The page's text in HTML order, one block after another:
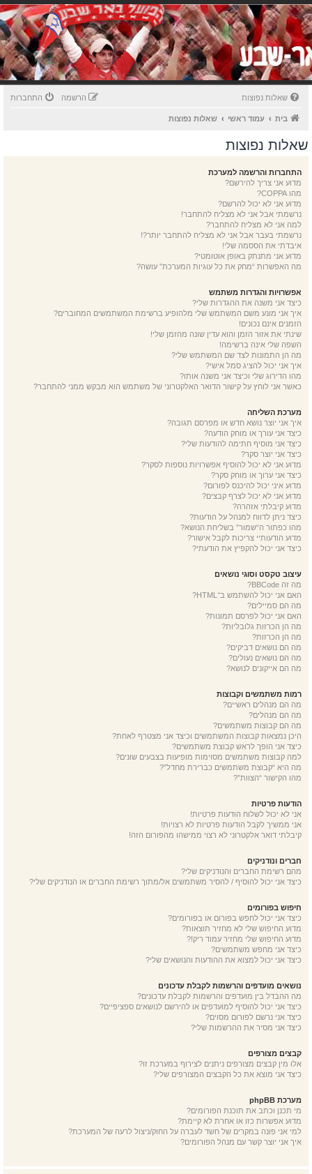
שאלות נפוצות התחברות הרשמה
בית עמוד ראשי שאלות נפוצות
שאלות נפוצות
התחברות והרשמה למערכת
מדוע אני צריך להירשם?
מהו COPPA?
מדוע אני לא יכול להרשם?
נרשמתי אבל אני לא מצליח להתחבר!
למה אני לא מצליח להתחבר?
נרשמתי בעבר אבל אני לא מצליח להתחבר יותר?!
איבדתי את הססמה שלי!
מדוע אני מתנתק באופן אוטומטי?
מה האפשרות “מחק את כל עוגיות המערכת” עושה?
אפשרויות והגדרות משתמש
כיצד אני משנה את ההגדרות שלי?
איך אני מונע משם המשתמש שלי מלהופיע ברשימת המשתמשים המחוברים?
הזמנים אינם נכונים!
שינתי את אזור הזמן והוא עדין שונה מהזמן שלי!
השפה שלי אינה ברשימה!
מה הן התמונות לצד שם המשתמש שלי?
איך אני יכול להציג סמל אישי?
מהו הדירוג שלי וכיצד אני משנה אותו?
כאשר אני לוחץ על קישור הדואר האלקטרוני של משתמש הוא מבקש ממני להתחבר?
מערכת השליחה
איך אני יוצר נושא חדש או מפרסם תגובה?
כיצד אני עורך או מוחק הודעה?
כיצד אני מוסיף חתימה להודעות שלי?
כיצד אני יוצר סקר?
מדוע אני לא יכול להוסיף אפשרויות נוספות לסקר?
כיצד אני ערוך או מוחק סקר?
מדוע איני יכול להיכנס לפורום?
מדוע אני לא יכול לצרף קבצים?
מדוע קיבלתי אזהרה?
כיצד ניתן לדווח למנהל על הודעות?
מהו כפתור ה“שמור” בשליחת הנושא?
מדוע הודעותיי צריכות לקבל אישור?
כיצד אני יכול להקפיץ את הודעתי?
עיצוב טקסט וסוגי נושאים
מה זה BBCode?
האם אני יכול להשתמש ב־HTML?
מה הם סמיילים?
האם אני יכול לפרסם תמונות?
מה הן הכרזות גלובליות?
מה הן הכרזות?
מה הם נושאים דביקים?
מה הם נושאים נעולים?
מה הם אייקונים לנושא?
רמות משתמשים וקבוצות
מה הם מנהלים ראשיים?
מה הם מנהלים?
מה הם קבוצות משתמשים?
היכן נמצאות קבוצות המשתמשים וכיצד אני מצטרף לאחת?
כיצד אני הופך לראש קבוצת משתמשים?
למה קבוצות משתמשים מסוימות מופיעות בצבעים שונים?
מה היא “קבוצת משתמשים כברירת מחדל”?
מהו הקישור “הצוות”?
הודעות פרטיות
אני לא יכול לשלוח הודעות פרטיות!
אני ממשיך לקבל הודעות פרטיות לא רצויות!
קיבלתי דואר אלקטרוני לא רצוי ממישהו מהפורום הזה!
חברים ונודניקים
מהם רשימת החברים והנודניקים שלי?
כיצד אני יכול להוסיף / להסיר משתמשים אל/מתוך רשימת החברים או הנודניקים שלי?
חיפוש בפורומים
כיצד אני יכול לחפש בפורום או בפורומים?
מדוע החיפוש שלי לא מחזיר תוצאות?
מדוע החיפוש שלי מחזיר עמוד ריק!?
כיצד אני מחפש משתמשים?
כיצד אני יכול למצוא את ההודעות והנושאים שלי?
נושאים מועדפים והרשמות לקבלת עדכונים
מה ההבדל בין מועדפים והרשמות לקבלת עדכונים?
כיצד אני יכול להוסיף למועדפים או להירשם לנושאים ספציפיים?
כיצד אני נרשם לפורום מסוים?
כיצד אני מסיר את ההרשמות שלי?
קבצים מצורפים
אלו מין קבצים מצורפים ניתנים לצירוף במערכת זו?
כיצד אני מוצא את כל הקבצים המצורפים שלי?
מערכת phpBB
מי תכנן וכתב את תוכנת הפורומים?
מדוע אפשרות כזו או אחרת לא קיימת?
למי אני פונה במקרים של חשד לעברה על החוק/ניצול לרעה של המערכת?
איך אני יוצר קשר עם מנהל הפורומים?